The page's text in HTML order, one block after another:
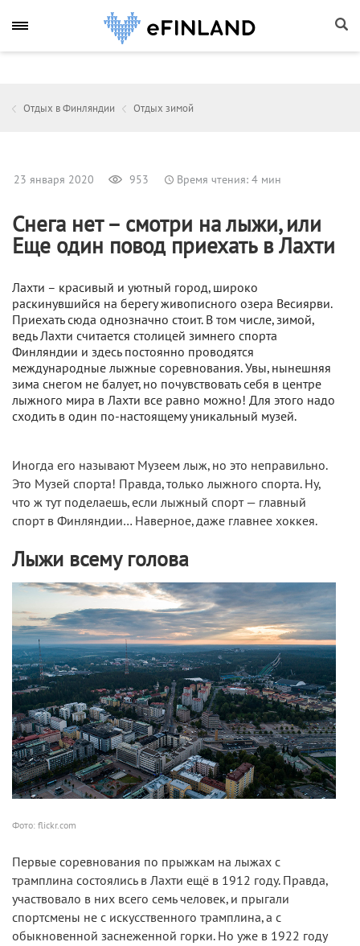
Отдых в Финляндии Отдых зимой
23 января 2020 953 Время чтения: 4 мин
Снега нет – смотри на лыжи, или
Еще один повод приехать в Лахти
Лахти – красивый и уютный город, широко
раскинувшийся на берегу живописного озера Весиярви.
Приехать сюда однозначно стоит. В том числе, зимой,
ведь Лахти считается столицей зимнего спорта
Финляндии и здесь постоянно проводятся
международные лыжные соревнования. Увы, нынешняя
зима снегом не балует, но почувствовать себя в центре
лыжного мира в Лахти все равно можно! Для этого надо
сходить в один по-настоящему уникальный музей.
Иногда его называют Музеем лыж, но это неправильно.
Это Музей спорта! Правда, только лыжного спорта. Ну,
что ж тут поделаешь, если лыжный спорт — главный
спорт в Финляндии… Наверное, даже главнее хоккея.
Лыжи всему голова
Фото: flickr.com
Первые соревнования по прыжкам на лыжах с
трамплина состоялись в Лахти ещё в 1912 году. Правда,
участвовало в них всего семь человек, и прыгали
спортсмены не с искусственного трамплина, а с
обыкновенной заснеженной горки. Но уже в 1922 году